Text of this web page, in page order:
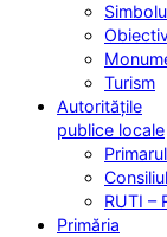
Turism
Autoritățile
publice locale
Primarul
RUTI –
Primăria